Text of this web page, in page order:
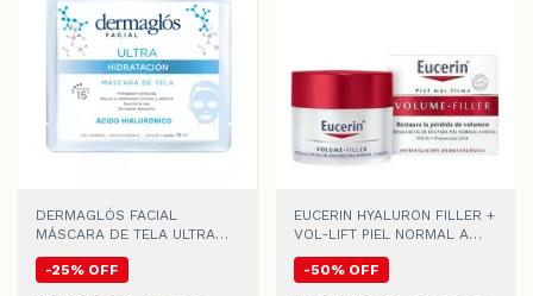
DERMAGLÓS FACIAL
MÁSCARA DE TELA ULTRA
-25% OFF
EUCERIN HYALURON FILLER +
VOL-LIFT PIEL NORMAL A
-50% OFF